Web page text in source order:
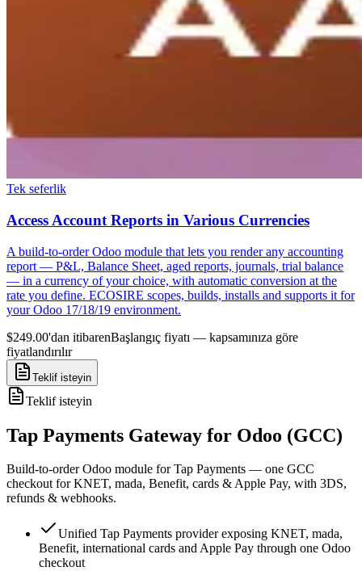
Tek seferlik
Access Account Reports in Various Currencies
A build-to-order Odoo module that lets you render any accounting
report — P&L, Balance Sheet, aged reports, journals, trial balance
— in a currency of your choice, with automatic conversion at the
rate you define. ECOSIRE scopes, builds, installs and supports it for
your Odoo 17/18/19 environment.
$249.00'dan itibarenBaşlangıç fiyatı — kapsamınıza göre
fiyatlandırılır
Teklif isteyin
Teklif isteyin
Tap Payments Gateway for Odoo (GCC)
Build-to-order Odoo module for Tap Payments — one GCC
checkout for KNET, mada, Benefit, cards & Apple Pay, with 3DS,
refunds & webhooks.
Unified Tap Payments provider exposing KNET, mada,
Benefit, international cards and Apple Pay through one Odoo
checkout